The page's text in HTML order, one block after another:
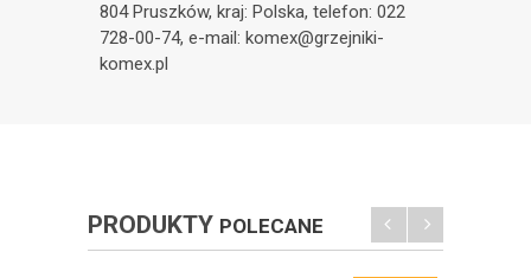
804 Pruszków, kraj: Polska, telefon: 022
728-00-74, e-mail: komex@grzejniki-
komex.pl
PRODUKTY POLECANE